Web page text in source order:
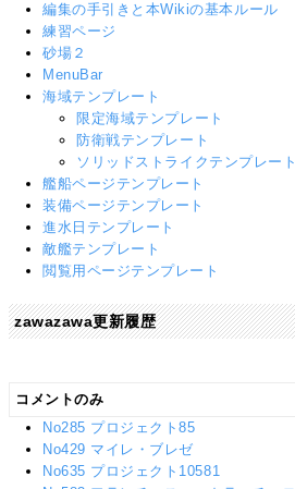
編集の手引きと本Wikiの基本ルール
練習ページ
砂場２
MenuBar
海域テンプレート
限定海域テンプレート
防衛戦テンプレート
ソリッドストライクテンプレート
艦船ページテンプレート
装備ページテンプレート
進水日テンプレート
敵艦テンプレート
閲覧用ページテンプレート
zawazawa更新履歴
コメントのみ
No285 プロジェクト85
No429 マイレ・ブレゼ
No635 プロジェクト10581